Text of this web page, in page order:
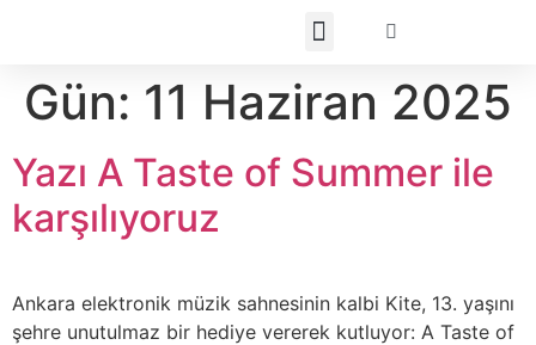
Gün: 11 Haziran 2025
Yazı A Taste of Summer ile
karşılıyoruz
Ankara elektronik müzik sahnesinin kalbi Kite, 13. yaşını
şehre unutulmaz bir hediye vererek kutluyor: A Taste of